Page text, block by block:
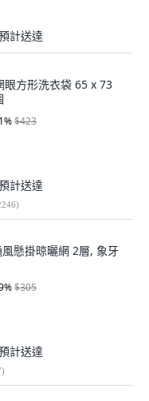
計送達
方形洗衣袋 65 x 73
%$423
計送達
)
懸掛晾曬網 2層, 象牙
%$305
計送達
)